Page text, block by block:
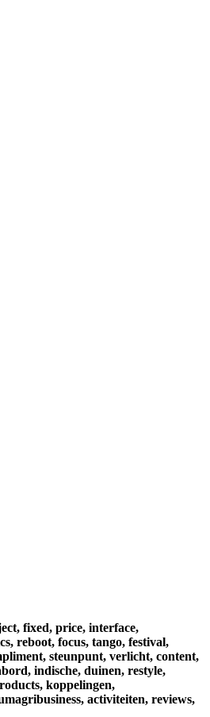
fixed, price, interface,
reboot, focus, tango, festival,
steunpunt, verlicht, content,
indische, duinen, restyle,
koppelingen,
activiteiten, reviews,